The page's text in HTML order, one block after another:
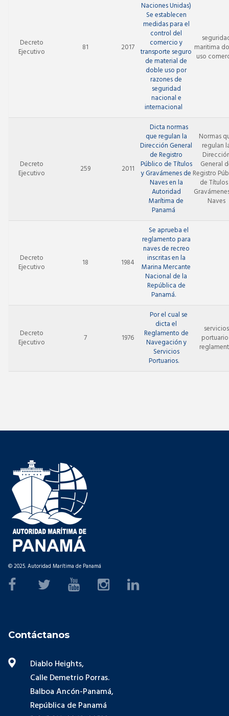
Decreto
Ejecutivo
81 2017
Naciones Unidas)
Se establecen
medidas para el
control del
comercio y
transporte seguro
de material de
doble uso por
razones de
seguridad
nacional e
internacional
maritima
uso
Decreto
Ejecutivo
259 2011
Dicta normas
que regulan la
Dirección General
de Registro
Público de Títulos
y Gravámenes de
Naves en la
Autoridad
Marítima de
Panamá
Normas
regulan
General
Registro
de
Naves
Decreto
Ejecutivo
18 1984
Se aprueba el
reglamento para
naves de recreo
inscritas en la
Marina Mercante
Nacional de la
República de
Panamá.
Decreto
Ejecutivo
7 1976
Por el cual se
dicta el
Reglamento de
Navegación y
Servicios
Portuarios.
servicios
© 2025. Autoridad Marítima de Panamá
Contáctanos
Diablo Heights,
Calle Demetrio Porras.
Balboa Ancón-Panamá,
República de Panamá